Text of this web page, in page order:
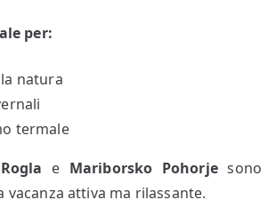
per:
natura
termale
Rogla e Mariborsko Pohorjesono
attiva ma rilassante.